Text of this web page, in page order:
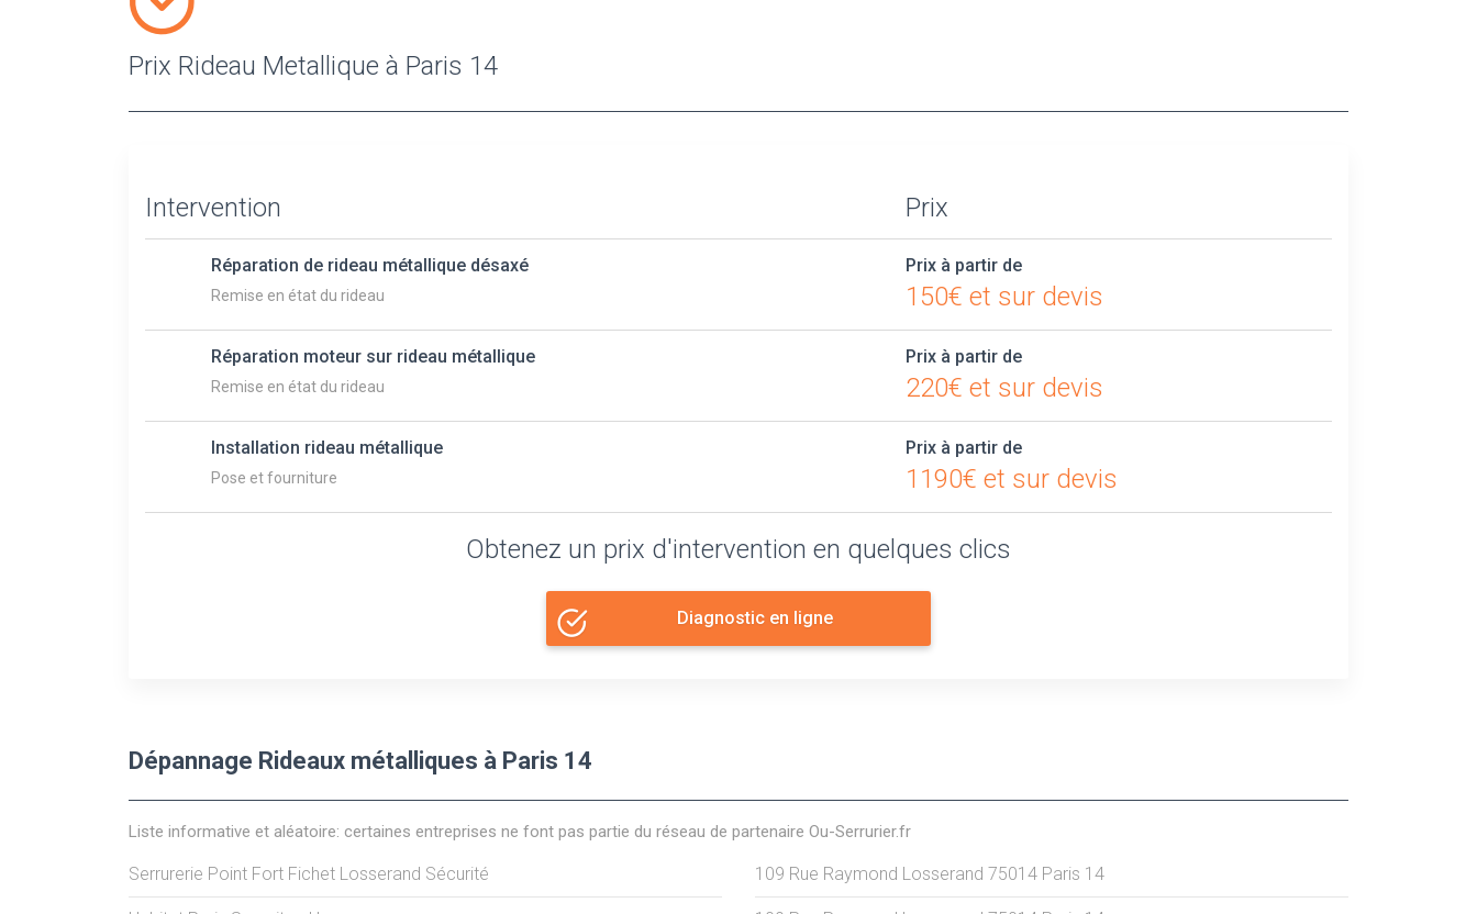
Prix Rideau Metallique à Paris 14
Intervention Prix
Réparation de rideau métallique désaxé
Remise en état du rideau
Prix à partir de
150€ et sur devis
Réparation moteur sur rideau métallique
Remise en état du rideau
Prix à partir de
220€ et sur devis
Installation rideau métallique
Pose et fourniture
Prix à partir de
1190€ et sur devis
Obtenez un prix d'intervention en quelques clics
Diagnostic en ligne
Dépannage Rideaux métalliques à Paris 14
Liste informative et aléatoire: certaines entreprises ne font pas partie du réseau de partenaire Ou-Serrurier.fr
Serrurerie Point Fort Fichet Losserand Sécurité 109 Rue Raymond Losserand 75014 Paris 14